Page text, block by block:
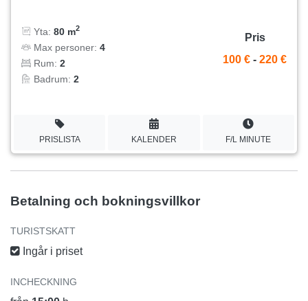
Yta: 80 m2
Max personer: 4
Rum: 2
Badrum: 2
Pris
100 € - 220 €
PRISLISTA KALENDER F/L MINUTE
Betalning och bokningsvillkor
TURISTSKATT
Ingår i priset
INCHECKNING